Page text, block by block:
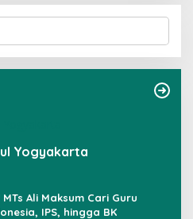
Yogyakarta
Ali Maksum Cari Guru
IPS, hingga BK